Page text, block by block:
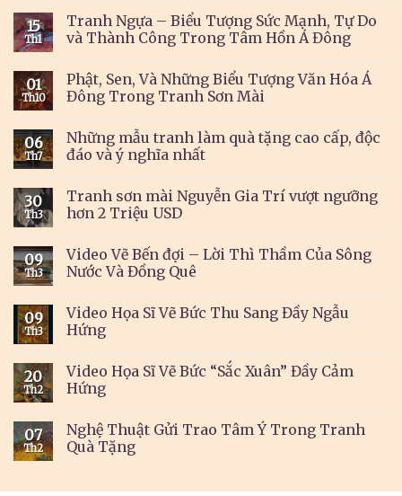
15
Th1
Tranh Ngựa – Biểu Tượng Sức Mạnh, Tự Do
và Thành Công Trong Tâm Hồn Á Đông
01
Th10
Phật, Sen, Và Những Biểu Tượng Văn Hóa Á
Đông Trong Tranh Sơn Mài
06
Th7
Những mẫu tranh làm quà tặng cao cấp, độc
đáo và ý nghĩa nhất
30
Th3
Tranh sơn mài Nguyễn Gia Trí vượt ngưỡng
hơn 2 Triệu USD
09
Th3
Video Vẽ Bến đợi – Lời Thì Thầm Của Sông
Nước Và Đồng Quê
09
Th3
Video Họa Sĩ Vẽ Bức Thu Sang Đầy Ngẫu
Hứng
20
Th2
Video Họa Sĩ Vẽ Bức “Sắc Xuân” Đầy Cảm
Hứng
07
Th2
Nghệ Thuật Gửi Trao Tâm Ý Trong Tranh
Quà Tặng